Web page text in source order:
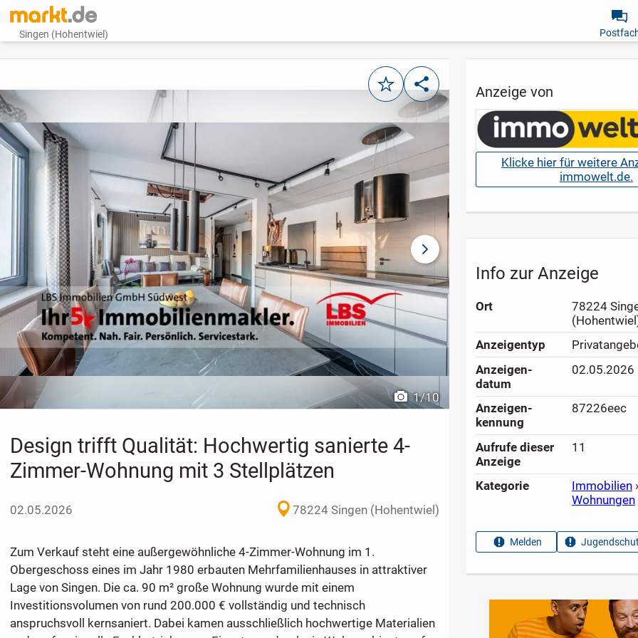
Singen (Hohentwiel)
MerkenTeilen
vorheriges Bild
1/10
nächstes Bild
Design trifft Qualität: Hochwertig sanierte 4-
Zimmer-Wohnung mit 3 Stellplätzen
02.05.2026 78224 Singen (Hohentwiel)
Zum Verkauf steht eine außergewöhnliche 4-Zimmer-Wohnung im 1.
Obergeschoss eines im Jahr 1980 erbauten Mehrfamilienhauses in attraktiver
Lage von Singen. Die ca. 90 m² große Wohnung wurde mit einem
Investitionsvolumen von rund 200.000 € vollständig und technisch
anspruchsvoll kernsaniert. Dabei kamen ausschließlich hochwertige Materialien
Anzeige von
Klicke hier für weitere
immowelt.de.
Info zur Anzeige
Ort
78224
Anzeigen­typ
Anzeigen­
datum
02.05.2026
Anzeigen­
kennung
87226eec
Aufrufe dieser
Anzeige
11
Kategorie Immobilien ›
Wohnungen
Melden